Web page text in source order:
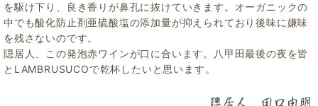
を駆け下り、良き香りが鼻孔に抜けていきます。オーガニックの
中でも酸化防止剤亜硫酸塩の添加量が抑えられており後味に嫌味
を残さないのです。
隠居人、この発泡赤ワインが口に合います。八甲田最後の夜を皆
とLAMBRUSUCOで乾杯したいと思います。